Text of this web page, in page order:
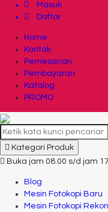
Masuk
Daftar
Home
Kontak
Pemesanan
Pembayaran
Katalog
PROMO
Kategori Produk
Buka jam 08.00 s/d jam
Blog
Mesin Fotokopi Baru
Mesin Fotokopi